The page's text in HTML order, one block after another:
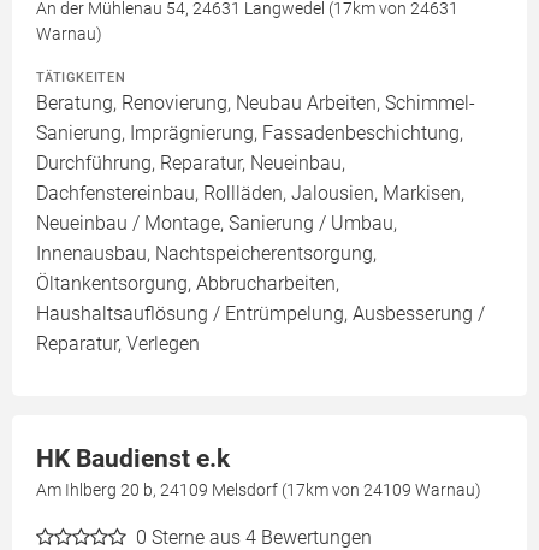
An der Mühlenau 54, 24631 Langwedel (17km von 24631
Warnau)
TÄTIGKEITEN
Beratung, Renovierung, Neubau Arbeiten, Schimmel-
Sanierung, Imprägnierung, Fassadenbeschichtung,
Durchführung, Reparatur, Neueinbau,
Dachfenstereinbau, Rollläden, Jalousien, Markisen,
Neueinbau / Montage, Sanierung / Umbau,
Innenausbau, Nachtspeicherentsorgung,
Öltankentsorgung, Abbrucharbeiten,
Haushaltsauflösung / Entrümpelung, Ausbesserung /
Reparatur, Verlegen
HK Baudienst e.k
Am Ihlberg 20 b, 24109 Melsdorf (17km von 24109 Warnau)
0 Sterne aus 4 Bewertungen